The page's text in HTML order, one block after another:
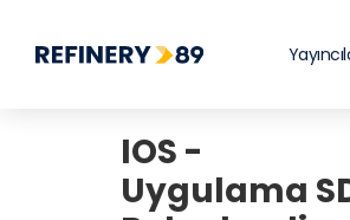
IOS -
Uygulama